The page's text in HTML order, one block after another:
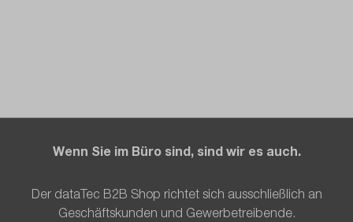
Wenn Sie im Büro sind, sind wir es auch.
Der dataTec B2B Shop richtet sich ausschließlich an
Geschäftskunden und Gewerbetreibende.